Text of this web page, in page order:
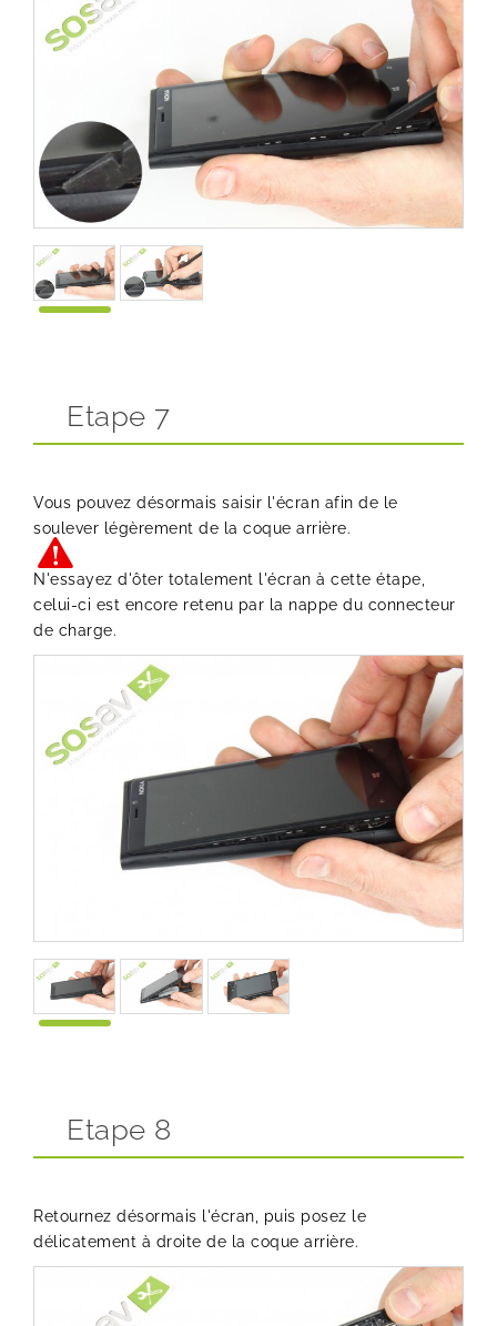
Etape 7
Vous pouvez désormais saisir l'écran afin de le
soulever légèrement de la coque arrière.
N'essayez d'ôter totalement l'écran à cette étape,
celui-ci est encore retenu par la nappe du connecteur
de charge.
Etape 8
Retournez désormais l'écran, puis posez le
délicatement à droite de la coque arrière.